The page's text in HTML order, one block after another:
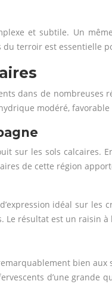
et subtile. Un
terroir est
dans de
modéré,
sur les sols
de cette région
idéal sur
résultat est un raisin
bien
d’une